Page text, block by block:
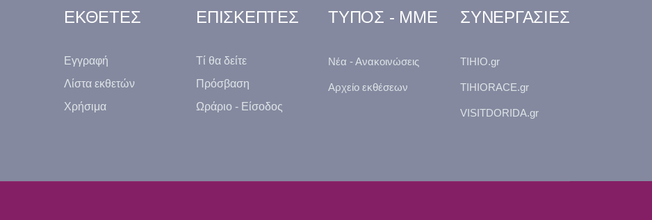
ΕΚΘΕΤΕΣ
Εγγραφή
Λίστα εκθετών
Χρήσιμα
ΕΠΙΣΚΕΠΤΕΣ
Τί θα δείτε
Πρόσβαση
Ωράριο - Είσοδος
ΤΥΠΟΣ - ΜΜΕ
Νέα - Ανακοινώσεις
Αρχείο εκθέσεων
ΣΥΝΕΡΓΑΣΙΕΣ
TIHIO.gr
TIHIORACE.gr
VISITDORIDA.gr